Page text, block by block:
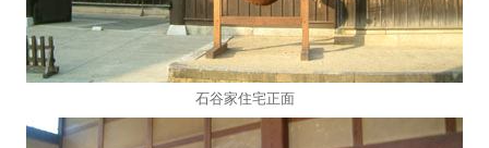
石谷家住宅正面